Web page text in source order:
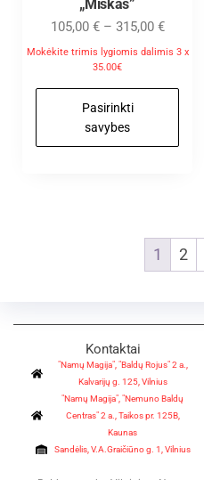
„Miškas”
105,00 € – 315,00 €
Mokėkite trimis lygiomis dalimis 3 x
35.00€
Pasirinkti
savybes
1 2
Kontaktai
"Namų Magija", "Baldų Rojus" 2 a.,
Kalvarijų g. 125, Vilnius
"Namų Magija", "Nemuno Baldų
Centras" 2 a., Taikos pr. 125B,
Kaunas
Sandėlis, V.A.Graičiūno g. 1, Vilnius